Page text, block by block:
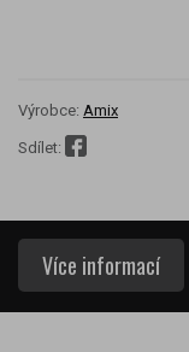
Výrobce: Amix
Sdílet:
Více informací